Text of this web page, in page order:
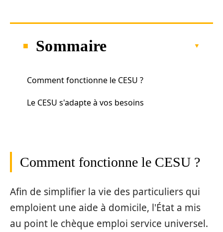
Sommaire
Comment fonctionne le CESU ?
Le CESU s'adapte à vos besoins
Comment fonctionne le CESU ?
Afin de simplifier la vie des particuliers qui
emploient une aide à domicile, l'État a mis
au point le chèque emploi service universel.